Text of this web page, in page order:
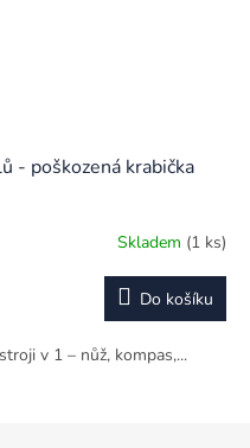
- poškozená krabička
Skladem (1 ks)
Do košíku
v 1 – nůž, kompas,...